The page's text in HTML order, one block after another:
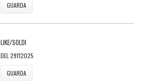
GUARDA
LIKE/SOLDI
DEL 29112025
GUARDA